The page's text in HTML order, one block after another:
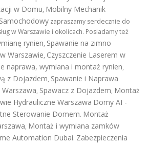
w Domu, Mobilny Mechanik
zapraszamy serdecznie do
w Warszawie i okolicach. Posiadamy też
rynien, Spawanie na zimno
Warszawie, Czyszczenie Laserem w
naprawa, wymiana i montaż rynien,
z Dojazdem, Spawanie i Naprawa
, Spawacz z Dojazdem, Montaż
Hydrauliczne Warszawa Domy AI -
Sterowanie Domem. Montaż
, Montaż i wymiana zamków
Automation Dubai. Zabezpieczenia